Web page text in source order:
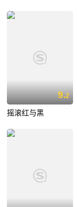
9.2
摇滚红与黑